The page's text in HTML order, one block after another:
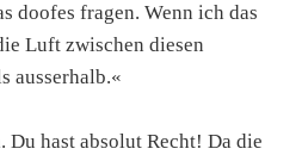
doofes fragen. Wenn ich das
Luft zwischen diesen
ausserhalb.«
Du hast absolut Recht! Da die